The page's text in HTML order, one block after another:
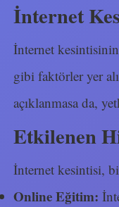
İnternet
İnternet kesintisinin
gibi faktörler yer
açıklanmasa da,
Etkilenen
İnternet kesintisi,
Online Eğitim: